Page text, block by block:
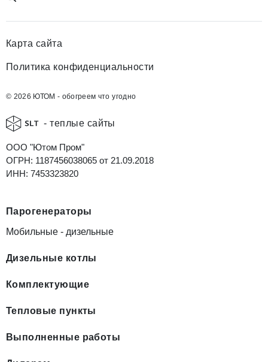
Карта сайта
Политика конфиденциальности
© 2026 ЮТОМ - обогреем что угодно
- теплые сайты
ООО "Ютом Пром"
ОГРН: 1187456038065 от 21.09.2018
ИНН: 7453323820
Парогенераторы
Мобильные - дизельные
Дизельные котлы
Комплектующие
Тепловые пункты
Выполненные работы